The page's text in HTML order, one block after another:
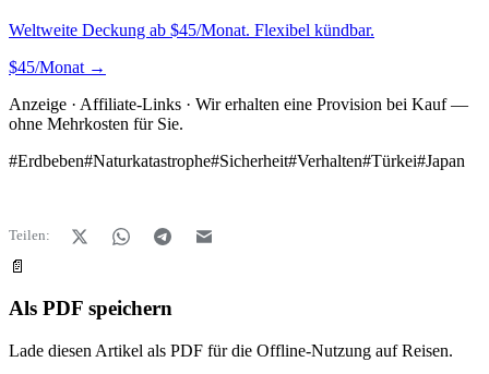
Weltweite Deckung ab $45/Monat. Flexibel kündbar.
$45/Monat →
Anzeige · Affiliate-Links · Wir erhalten eine Provision bei Kauf —
ohne Mehrkosten für Sie.
#Erdbeben#Naturkatastrophe#Sicherheit#Verhalten#Türkei#Japan
Teilen:
📄
Als PDF speichern
Lade diesen Artikel als PDF für die Offline-Nutzung auf Reisen.